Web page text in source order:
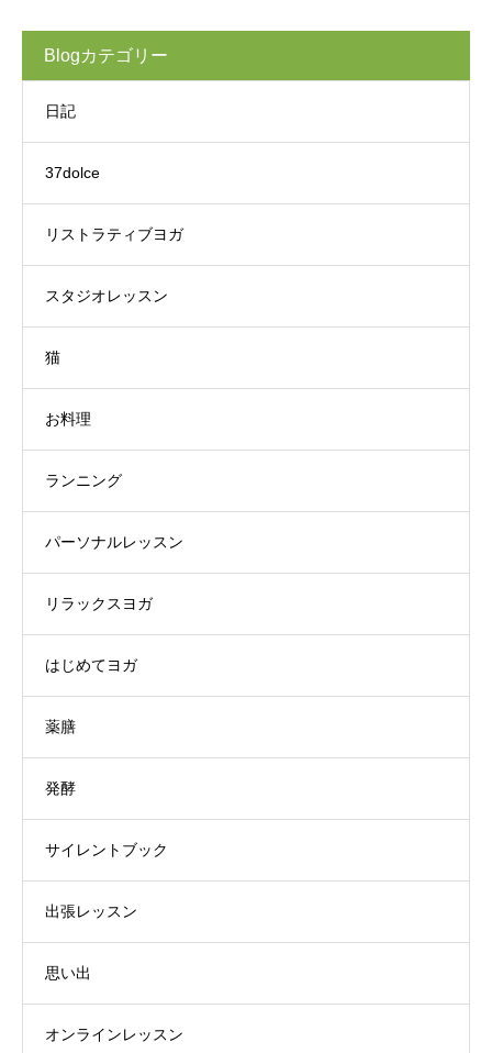
Blogカテゴリー
日記
37dolce
リストラティブヨガ
スタジオレッスン
猫
お料理
ランニング
パーソナルレッスン
リラックスヨガ
はじめてヨガ
薬膳
発酵
サイレントブック
出張レッスン
思い出
オンラインレッスン